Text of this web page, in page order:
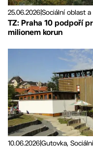
25.06.2026Sociální oblast
TZ: Praha 10 podpoří
milionem korun
10.06.2026Gutovka,